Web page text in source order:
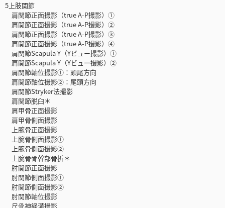
5上肢関節
肩関節正面撮影（true A-P撮影）①
肩関節正面撮影（true A-P撮影）②
肩関節正面撮影（true A-P撮影）③
肩関節正面撮影（true A-P撮影）④
肩関節Scapula Y（Yビュー撮影）①
肩関節Scapula Y（Yビュー撮影）②
肩関節軸位撮影①：頭尾方向
肩関節軸位撮影②：尾頭方向
肩関節Stryker法撮影
肩関節脱臼＊
肩甲骨正面撮影
肩甲骨側面撮影
上腕骨正面撮影
上腕骨側面撮影①
上腕骨側面撮影②
上腕骨骨幹部骨折＊
肘関節正面撮影
肘関節側面撮影①
肘関節側面撮影②
肘関節軸位撮影
尺骨神経溝撮影